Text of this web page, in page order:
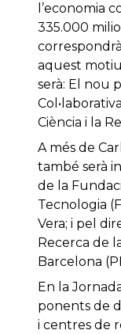
l’economia
335.000
aquest
serà: El nou
Ciència i la
A més de
també serà
de la
Tecnologia
Vera; i pel
Recerca de
Barcelona
En la
ponents de
i centres de